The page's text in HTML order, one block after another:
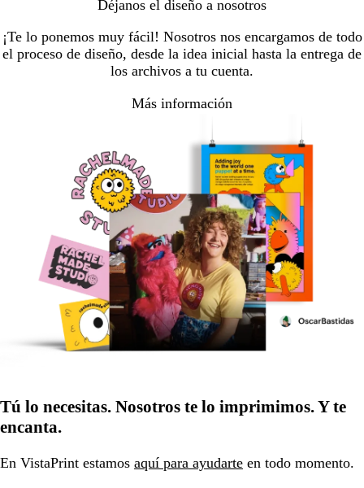
Déjanos el diseño a nosotros
¡Te lo ponemos muy fácil! Nosotros nos encargamos de todo
el proceso de diseño, desde la idea inicial hasta la entrega de
los archivos a tu cuenta.
Más información
Tú lo necesitas. Nosotros te lo imprimimos. Y te
encanta.
En VistaPrint estamos aquí para ayudarte en todo momento.